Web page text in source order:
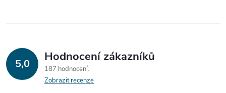
5,0 Hodnocení zákazníků
187 hodnocení
Zobrazit recenze